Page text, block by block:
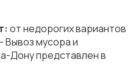
от недорогих вариантов
мусора и
Дону представлен в